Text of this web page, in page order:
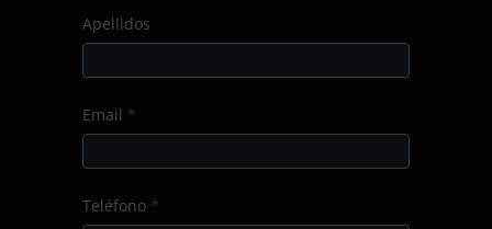
Apellidos
Email *
Teléfono *